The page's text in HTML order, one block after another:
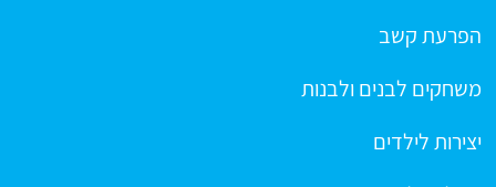
הפרעת קשב
משחקים לבנים ולבנות
יצירות לילדים